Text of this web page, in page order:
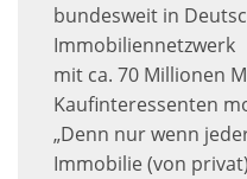
bundesweit in
Immobiliennetzwerk
mit ca. 70 Millionen
Kaufinteressenten
„Denn nur wenn
Immobilie (von